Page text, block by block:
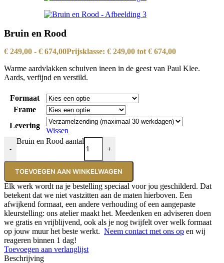
Bruin en Rood
€ 249,00 - € 674,00Prijsklasse: € 249,00 tot € 674,00
Warme aardvlakken schuiven ineen in de geest van Paul Klee.
Aards, verfijnd en verstild.
Formaat
Frame
Levering
Wissen
-
Bruin en Rood aantal
+
TOEVOEGEN AAN WINKELWAGEN
Elk werk wordt na je bestelling speciaal voor jou geschilderd. Dat
betekent dat we niet vastzitten aan de maten hierboven. Een
afwijkend formaat, een andere verhouding of een aangepaste
kleurstelling: ons atelier maakt het. Meedenken en adviseren doen
we gratis en vrijblijvend, ook als je nog twijfelt over welk formaat
op jouw muur het beste werkt. Neem contact met ons op en wij
reageren binnen 1 dag!
Toevoegen aan verlanglijst
Beschrijving